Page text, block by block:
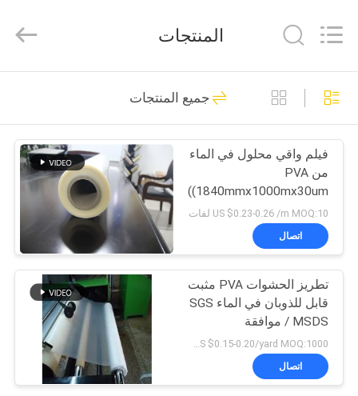
المنزل
المنتجات
حولنا
جولة
في
المصنع
مراقبة
الجودة
Macromolecule
Materials
All
Reserved.
PVA المياه القابلة
للذوبان السينمائي
38
فيلم إطلاق للذوبان
في الماء
73
المنتجات
جميع المنتجات
فيلم واقي محلول في الماء
من PVA
(1840mmx1000mx30um)
US $0.23-0.26 /m MOQ:10 لفات
اتصال
تطريز الحشوات PVA مثبت
قابل للذوبان في الماء SGS
/ MSDS موافقة
اتصال